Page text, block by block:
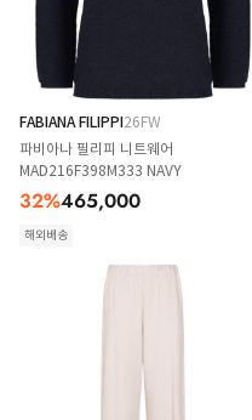
FABIANA FILIPPI26FW
파비아나 필리피 니트웨어
MAD216F398M333 NAVY
32%465,000
해외배송